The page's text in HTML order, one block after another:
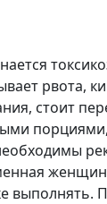
рвота,
стоит
выполнять.